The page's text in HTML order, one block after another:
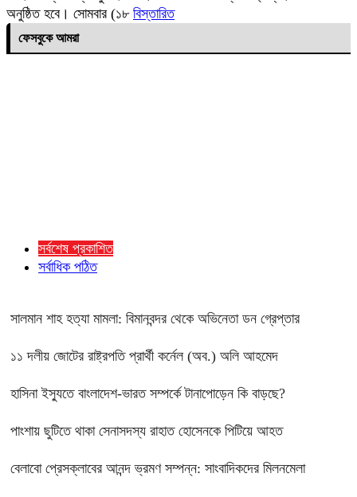
অনুষ্ঠিত হবে। সোমবার (১৮ বিস্তারিত
ফেসবুকে আমরা
সর্বশেষ প্রকাশিত
সর্বাধিক পঠিত
সালমান শাহ হত্যা মামলা: বিমানবন্দর থেকে অভিনেতা ডন গ্রেপ্তার
১১ দলীয় জোটের রাষ্ট্রপতি প্রার্থী কর্নেল (অব.) অলি আহমেদ
হাসিনা ইস্যুতে বাংলাদেশ-ভারত সম্পর্কে টানাপোড়েন কি বাড়ছে?
পাংশায় ছুটিতে থাকা সেনাসদস্য রাহাত হোসেনকে পিটিয়ে আহত
বেলাবো প্রেসক্লাবের আনন্দ ভ্রমণ সম্পন্ন: সাংবাদিকদের মিলনমেলা